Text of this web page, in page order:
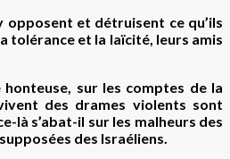
opposent et détruisent ce qu’ils
tolérance et la laïcité, leurs amis
sur les comptes de la
des drames violents sont
là s’abat-il sur les malheurs des
des Israéliens.